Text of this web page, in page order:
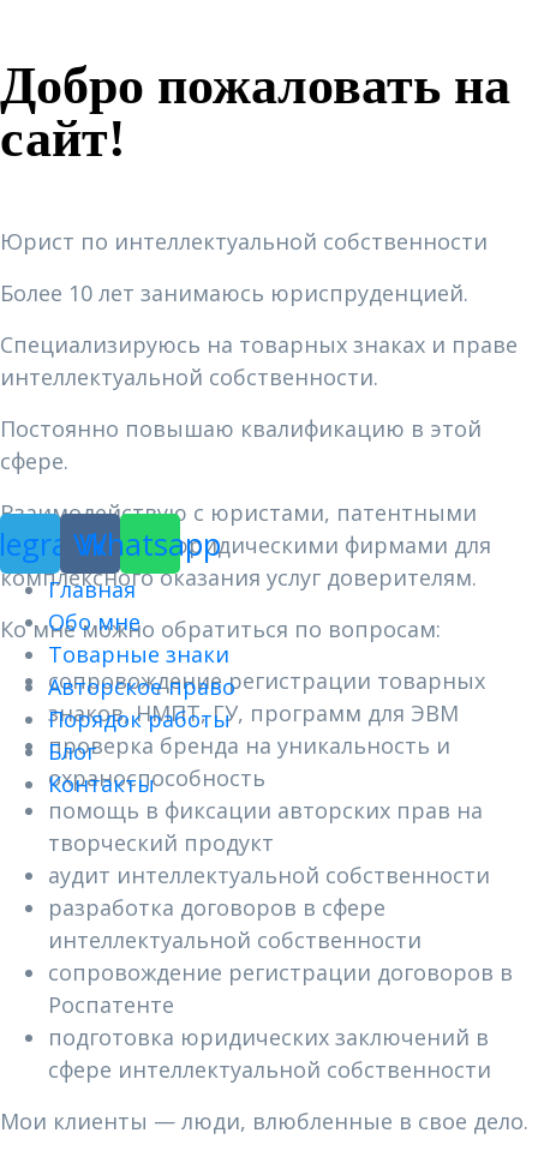
Vk
Whatsapp
Главная
Обо мне
Товарные знаки
Авторское право
Порядок работы
Блог
Контакты
Добро пожаловать на
сайт!
Юрист по интеллектуальной собственности
Более 10 лет занимаюсь юриспруденцией.
Специализируюсь на товарных знаках и праве
интеллектуальной собственности.
Постоянно повышаю квалификацию в этой
сфере.
Взаимодействую с юристами, патентными
поверенными, юридическими фирмами для
комплексного оказания услуг доверителям.
Ко мне можно обратиться по вопросам:
сопровождение регистрации товарных
знаков, НМПТ, ГУ, программ для ЭВМ
проверка бренда на уникальность и
охраноспособность
помощь в фиксации авторских прав на
творческий продукт
аудит интеллектуальной собственности
разработка договоров в сфере
интеллектуальной собственности
сопровождение регистрации договоров в
Роспатенте
подготовка юридических заключений в
сфере интеллектуальной собственности
Мои клиенты — люди, влюбленные в свое дело.